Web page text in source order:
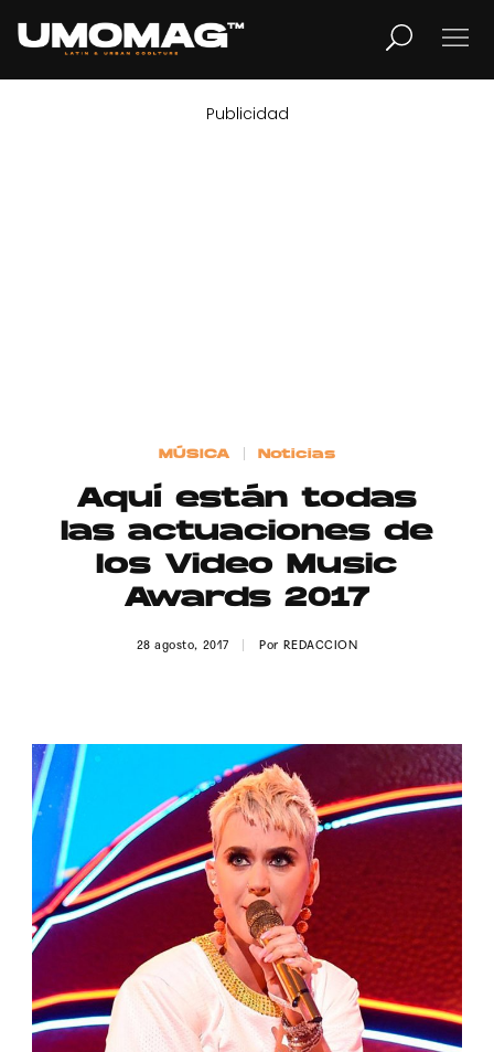
LIFESTYLE
Contacto
Aviso Legal
Publicidad
MÚSICA Noticias
Aquí están todas
las actuaciones de
los Video Music
Awards 2017
28 agosto, 2017 Por REDACCION